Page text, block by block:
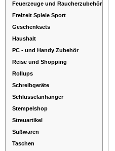
Feuerzeuge und Raucherzubehör
Freizeit Spiele Sport
Geschenksets
Haushalt
PC - und Handy Zubehör
Reise und Shopping
Rollups
Schreibgeräte
Schlüsselanhänger
Stempelshop
Streuartikel
Süßwaren
Taschen